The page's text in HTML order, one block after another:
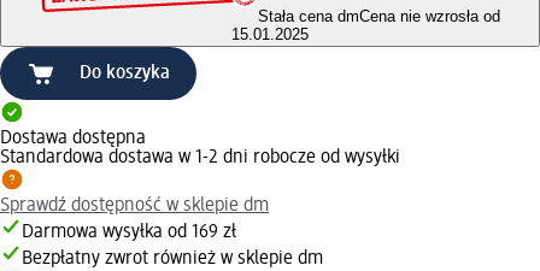
Stała cena dmCena nie wzrosła od
15.01.2025
Do koszyka
Dostawa dostępna
Standardowa dostawa w 1-2 dni robocze od wysyłki
Sprawdź dostępność w sklepie dm
Darmowa wysyłka od 169 zł
Bezpłatny zwrot również w sklepie dm